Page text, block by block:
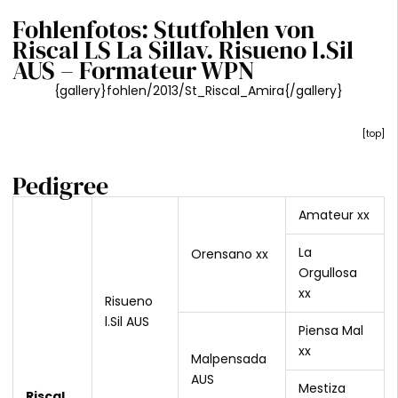
Fohlenfotos: Stutfohlen von
Riscal LS La Sillav. Risueno l.Sil
AUS – Formateur WPN
{gallery}fohlen/2013/St_Riscal_Amira{/gallery}
top
Pedigree
Risueno
l.Sil AUS
Orensano xx
Amateur xx
La
Orgullosa
xx
Malpensada
AUS
Piensa Mal
xx
Mestiza